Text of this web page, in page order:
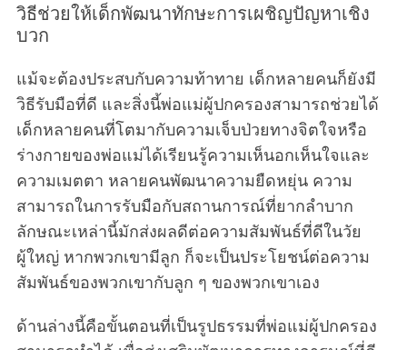
วิธีช่วยให้เด็กพัฒนาทักษะการเผชิญปัญหาเชิง
บวก
แม้จะต้องประสบกับความท้าทาย เด็กหลายคนก็ยังมี
วิธีรับมือที่ดี และสิ่งนี้พ่อแม่ผู้ปกครองสามารถช่วยได้
เด็กหลายคนที่โตมากับความเจ็บป่วยทางจิตใจหรือ
ร่างกายของพ่อแม่ได้เรียนรู้ความเห็นอกเห็นใจและ
ความเมตตา หลายคนพัฒนาความยืดหยุ่น ความ
สามารถในการรับมือกับสถานการณ์ที่ยากลำบาก
ลักษณะเหล่านี้มักส่งผลดีต่อความสัมพันธ์ที่ดีในวัย
ผู้ใหญ่ หากพวกเขามีลูก ก็จะเป็นประโยชน์ต่อความ
สัมพันธ์ของพวกเขากับลูก ๆ ของพวกเขาเอง
ด้านล่างนี้คือขั้นตอนที่เป็นรูปธรรมที่พ่อแม่ผู้ปกครอง
S